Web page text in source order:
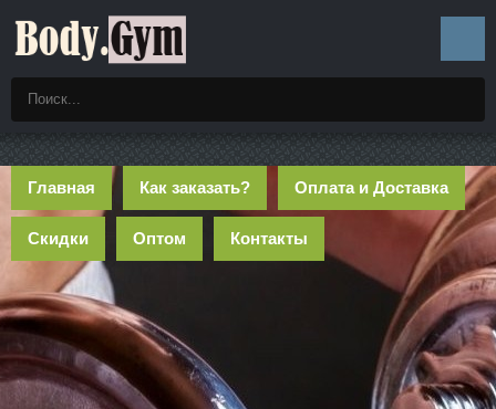
Главная Как заказать? Оплата и Доставка
Скидки Оптом Контакты